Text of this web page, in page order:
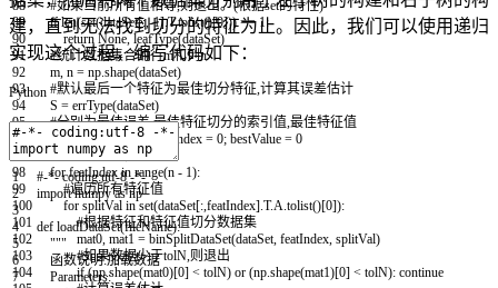
88
89
90
91
92
93
94
95
96
97
98
99
100
101
102
103
104
#如果当前所有值相等,则退出。(根据set的特性)
if len(set(dataSet[:,-1].T.tolist()[0])) == 1 :
return None, leafType(dataSet)
#统计数据集合的行m和列n
m n = np shape(dataSet)
#默认最后一个特征为最佳切分特征,计算其误差估计
S = errType(dataSet)
#分别为最佳误差,最佳特征切分的索引值,最佳特征值
bestS = float( 'inf') bestIndex = 0; bestValue = 0
#遍历所有特征列
for featIndexin range(n - 1):
#遍历所有特征值
for splitVal in set(dataSet[: featIndex] T.A tolist()[0]):
#根据特征和特征值切分数据集
mat0 mat1 = binSplitDataSet(dataSet featIndex splitVal)
#如果数据少于tolN,则退出
if (np.shape(mat0)[0] < tolN) or (np shape(mat1)[0] < tolN): continue
建，直到无法找到切分的特征为止。因此，我们可以使用递归
实现这个过程，编写代码如下：
Python
1
2
3
4
5
6
7
#-*- coding:utf-8 -*-
import numpyas np
def loadDataSet(fileName):
"""
函数说明:加载数据
Parameters: